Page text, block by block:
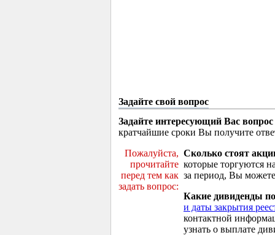
Задайте свой вопрос
Задайте интересующий Вас вопрос
кратчайшие сроки Вы получите
Пожалуйста,
прочитайте
перед тем как
задать вопрос:
Сколько стоят
которые торгуются
за период, Вы
Какие дивиденды
и даты закрытия
контактной
узнать о выплате